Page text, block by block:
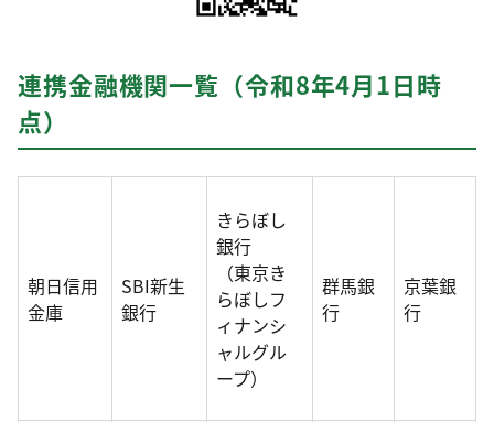
連携金融機関一覧（令和8年4月1日時
点）
朝日信用
金庫
SBI新生
銀行
きらぼし
銀行
（東京き
らぼしフ
ィナンシ
ャルグル
ープ）
群馬銀
行
京葉銀
行